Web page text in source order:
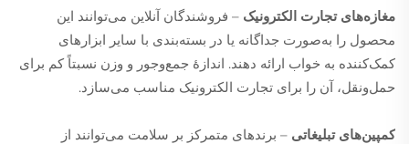
مغازه‌های تجارت الکترونیک – فروشندگان آنلاین می‌توانند این
محصول را به‌صورت جداگانه یا در بسته‌بندی با سایر ابزارهای
کمک‌کننده به خواب ارائه دهند. اندازهٔ جمع‌وجور و وزن نسبتاً کم برای
حمل‌ونقل، آن را برای تجارت الکترونیک مناسب می‌سازد.
کمپین‌های تبلیغاتی – برندهای متمرکز بر سلامت می‌توانند از